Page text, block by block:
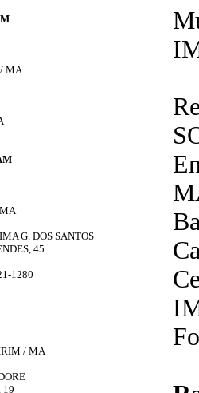
MA
G. DOS SANTOS
45
1280
/ MA
19